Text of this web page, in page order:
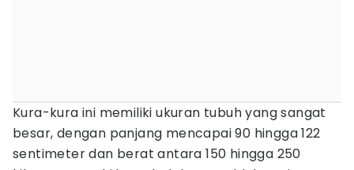
Kura-kura ini memiliki ukuran tubuh yang sangat
besar, dengan panjang mencapai 90 hingga 122
sentimeter dan berat antara 150 hingga 250